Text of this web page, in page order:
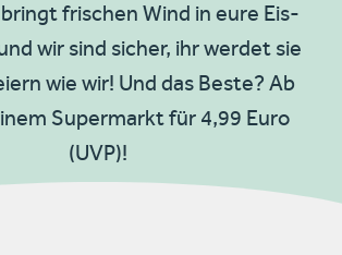
frischen Wind in eure Eis-
wir sind sicher, ihr werdet sie
wie wir! Und das Beste? Ab
Supermarkt für 4,99 Euro
(UVP)!